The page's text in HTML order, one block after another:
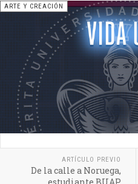
ARTE Y CREACIÓN
ARTÍCULO PREVIO
De la calle a Noruega,
estudiante BUAP